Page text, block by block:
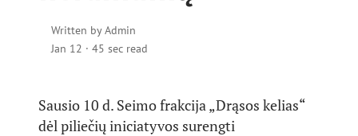
Written byAdmin
Jan 12 · 45 sec read
Sausio 10 d. Seimo frakcija „Drąsos kelias“
dėl piliečių iniciatyvos surengti